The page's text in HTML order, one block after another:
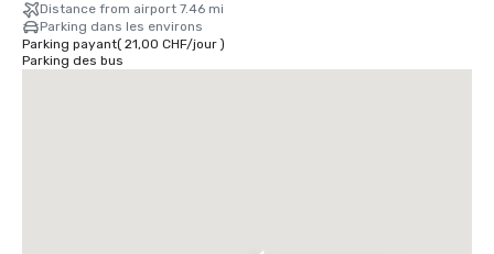
Distance from airport 7.46 mi
Parking dans les environs
Parking payant( 21,00 CHF/jour)
Parking des bus